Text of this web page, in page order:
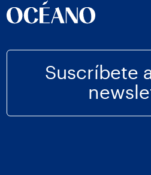
Suscríbete